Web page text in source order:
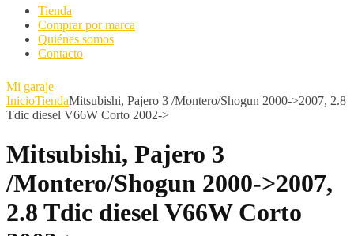
Tienda
Comprar por marca
Quiénes somos
Contacto
Mi garaje
InicioTiendaMitsubishi, Pajero 3 /Montero/Shogun 2000->2007, 2.8
Tdic diesel V66W Corto 2002->
Mitsubishi, Pajero 3
/Montero/Shogun 2000->2007,
2.8 Tdic diesel V66W Corto